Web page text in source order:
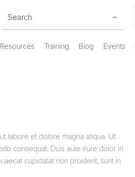
Resources Training Blog Events
labore et dolore magna aliqua. Ut
consequat. Duis aute irure dolor in
cupidatat non proident, sunt in